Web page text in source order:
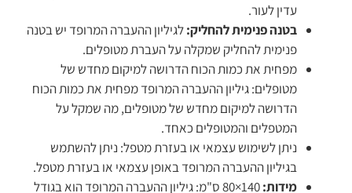
עדין לעור.
בטנה פנימית להחליק:לגיליון ההעברה המרופד יש בטנה
פנימית להחליק שמקלה על העברת מטופלים.
מפחית את כמות הכוח הדרושה למיקום מחדש של
מטופלים: גיליון ההעברה המרופד מפחית את כמות הכוח
הדרושה למיקום מחדש של מטופלים, מה שמקל על
המטפלים והמטופלים כאחד.
ניתן לשימוש עצמאי או בעזרת מטפל: ניתן להשתמש
בגיליון ההעברה המרופד באופן עצמאי או בעזרת מטפל.
מידות:
140×80 ס"מ: גיליון ההעברה המרופד הוא בגודל